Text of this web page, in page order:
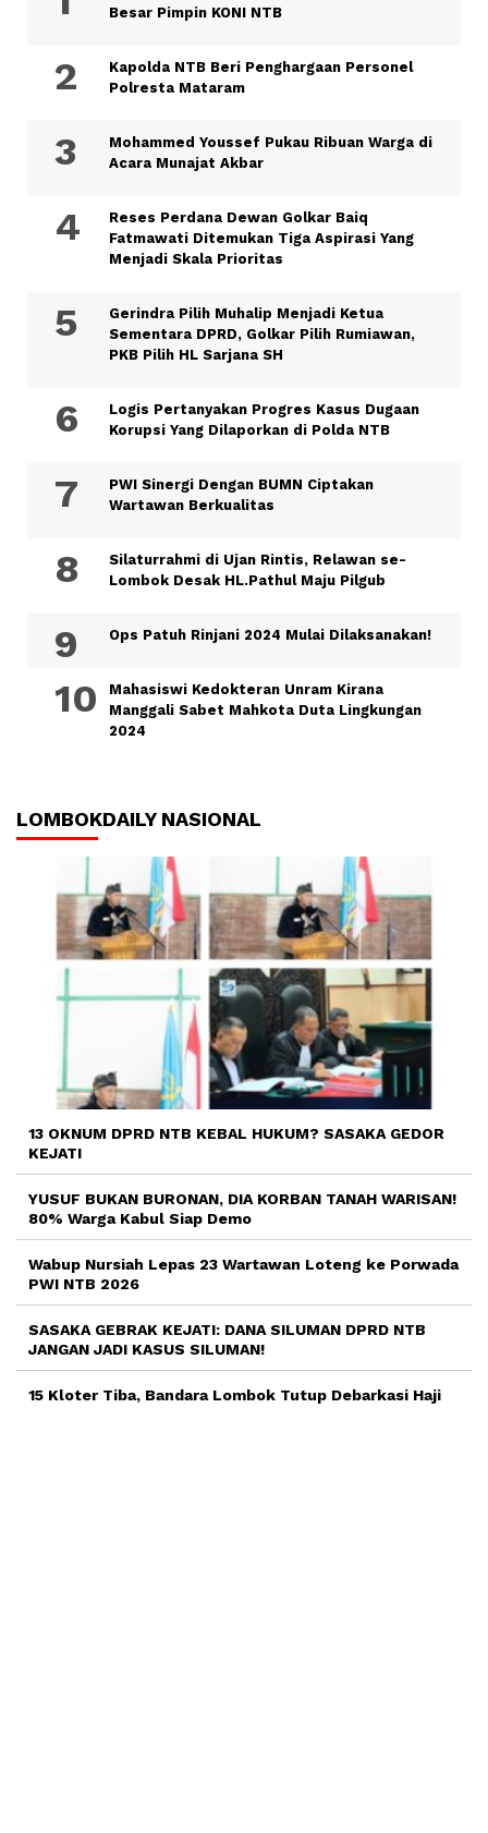
Besar Pimpin KONI NTB
Kapolda NTB Beri Penghargaan Personel
Polresta Mataram
Mohammed Youssef Pukau Ribuan Warga di
Acara Munajat Akbar
Reses Perdana Dewan Golkar Baiq
Fatmawati Ditemukan Tiga Aspirasi Yang
Menjadi Skala Prioritas
Gerindra Pilih Muhalip Menjadi Ketua
Sementara DPRD, Golkar Pilih Rumiawan,
PKB Pilih HL Sarjana SH
Logis Pertanyakan Progres Kasus Dugaan
Korupsi Yang Dilaporkan di Polda NTB
PWI Sinergi Dengan BUMN Ciptakan
Wartawan Berkualitas
Silaturrahmi di Ujan Rintis, Relawan se-
Lombok Desak HL.Pathul Maju Pilgub
Ops Patuh Rinjani 2024 Mulai Dilaksanakan!
Mahasiswi Kedokteran Unram Kirana
Manggali Sabet Mahkota Duta Lingkungan
2024
LOMBOKDAILY NASIONAL
13 OKNUM DPRD NTB KEBAL HUKUM? SASAKA GEDOR
KEJATI
YUSUF BUKAN BURONAN, DIA KORBAN TANAH WARISAN!
80% Warga Kabul Siap Demo
Wabup Nursiah Lepas 23 Wartawan Loteng ke Porwada
PWI NTB 2026
SASAKA GEBRAK KEJATI: DANA SILUMAN DPRD NTB
JANGAN JADI KASUS SILUMAN!
15 Kloter Tiba, Bandara Lombok Tutup Debarkasi Haji